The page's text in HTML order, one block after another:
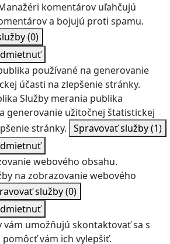
komentárov uľahčujú
a bojujú proti spamu.
(0)
používané na generovanie
účasti na zlepšenie stránky.
Služby merania publika
generovanie užitočnej štatistickej
stránky. Spravovať služby(1)
webového obsahu.
na zobrazovanie webového
služby(0)
vám umožňujú skontaktovať sa s
vám ich vylepšiť.